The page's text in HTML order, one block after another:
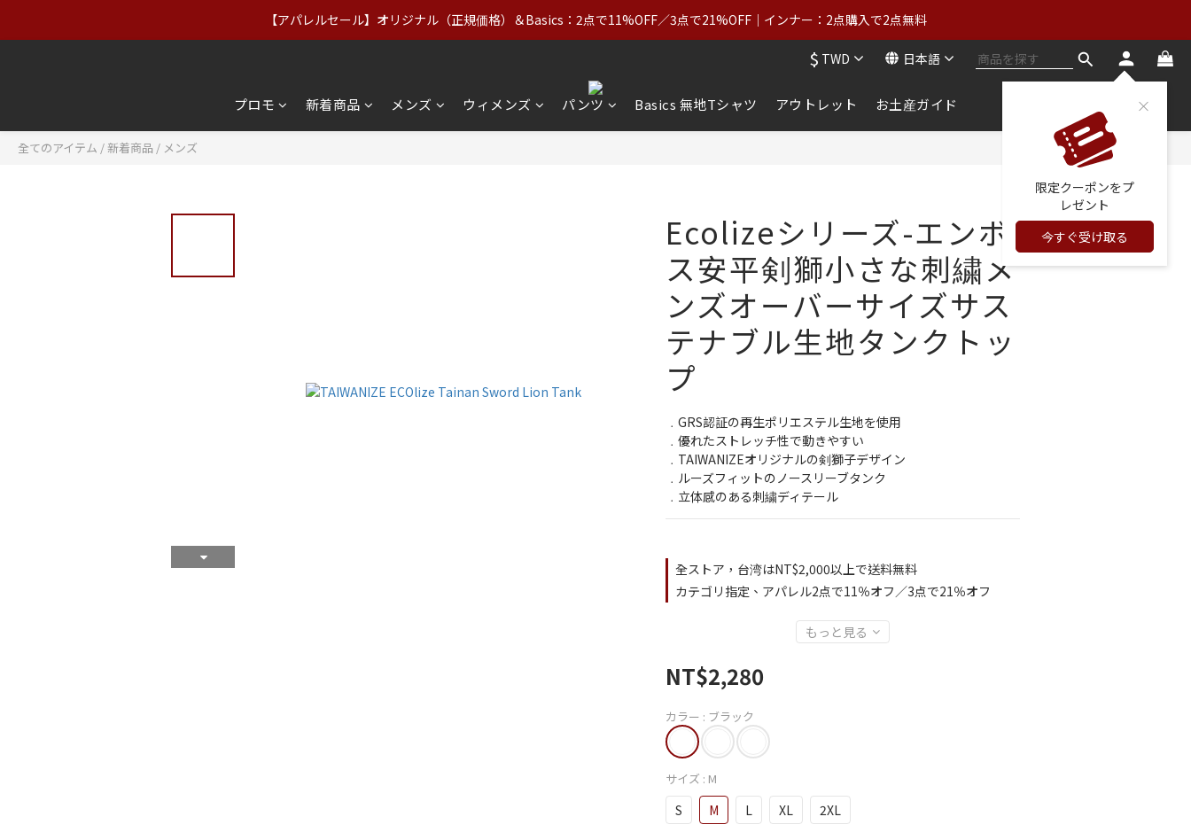
【アパレルセール】オリジナル（正規価格）＆Basics：2点で11%OFF／3点で21%OFF｜インナー：2点購入で2点無料
【アパレルセール】オリジナル（正規価格）＆Basics：2点で11%OFF／3点で21%OFF｜インナー：2点購入で2点無料
【送料無料】台湾：NT$2,000以上｜アジア（北朝鮮を除く）・ヨーロッパ・北米・オーストラリア・ニュージーランド：NT$3,000以上（詳細）
【VIP特典】1回のお買い物がNT$5,000以上で終身VIP＋最大5%還元
【アパレルセール】オリジナル（正規価格）＆Basics：2点で11%OFF／3点で21%OFF｜インナー：2点購入で2点無料
$ TWD 日本語
限定クーポンをプ
レゼント
今すぐ受け取る
プロモ 新着商品 メンズ ウィメンズ パンツ Basics 無地Tシャツ アウトレット お土産ガイド
全てのアイテム /新着商品 / メンズ
Ecolizeシリーズ-エンボ
ス安平剣獅小さな刺繍メ
ンズオーバーサイズサス
テナブル生地タンクトッ
プ
﹒GRS認証の再生ポリエステル生地を使用
﹒優れたストレッチ性で動きやすい
﹒TAIWANIZEオリジナルの剣獅子デザイン
﹒ルーズフィットのノースリーブタンク
﹒立体感のある刺繍ディテール
全ストア，台湾はNT$2,000以上で送料無料
カテゴリ指定、アパレル2点で11％オフ／3点で21％オフ
もっと見る
NT$2,280
カラー : ブラック
サイズ : M
S M L XL 2XL
今すぐ購入